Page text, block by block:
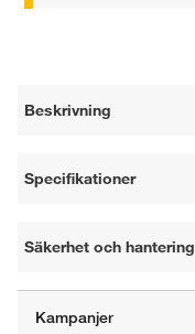
Beskrivning
Specifikationer
Säkerhet och hantering